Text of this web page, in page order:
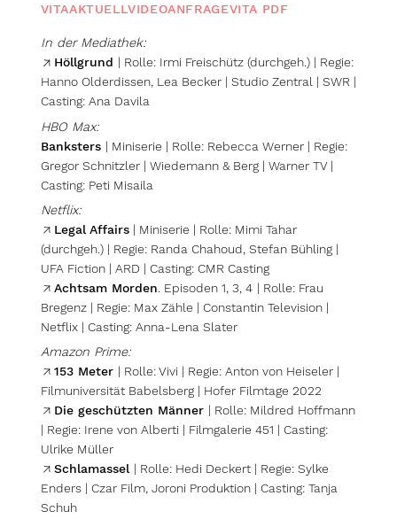
VITAAKTUELLVIDEOANFRAGEVITA PDF
In der Mediathek:
Höllgrund
| Rolle: Irmi Freischütz (durchgeh.) | Regie:
Hanno Olderdissen, Lea Becker | Studio Zentral | SWR |
Casting: Ana Davila
HBO Max:
Banksters | Miniserie | Rolle: Rebecca Werner | Regie:
Gregor Schnitzler | Wiedemann & Berg | Warner TV |
Casting: Peti Misaila
Netflix:
Legal Affairs| Miniserie | Rolle: Mimi Tahar
(durchgeh.) | Regie: Randa Chahoud, Stefan Bühling |
UFA Fiction | ARD | Casting: CMR Casting
Achtsam Morden. Episoden 1, 3, 4 | Rolle: Frau
Bregenz | Regie: Max Zähle | Constantin Television |
Netflix | Casting: Anna-Lena Slater
Amazon Prime:
153 Meter | Rolle: Vivi | Regie: Anton von Heiseler |
Filmuniversität Babelsberg | Hofer Filmtage 2022
Die geschützten Männer | Rolle: Mildred Hoffmann
| Regie: Irene von Alberti | Filmgalerie 451 | Casting:
Ulrike Müller
Schlamassel | Rolle: Hedi Deckert | Regie: Sylke
Enders | Czar Film, Joroni Produktion | Casting: Tanja
Schuh